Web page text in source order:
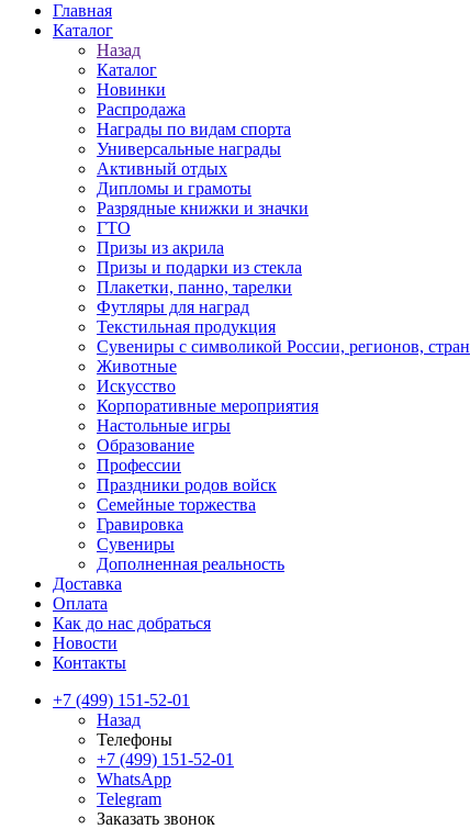
Главная
Каталог
Назад
Каталог
Новинки
Распродажа
Награды по видам спорта
Универсальные награды
Активный отдых
Дипломы и грамоты
Разрядные книжки и значки
ГТО
Призы из акрила
Призы и подарки из стекла
Плакетки, панно, тарелки
Футляры для наград
Текстильная продукция
Сувениры с символикой России, регионов, стран
Животные
Искусство
Корпоративные мероприятия
Настольные игры
Образование
Профессии
Праздники родов войск
Семейные торжества
Гравировка
Сувениры
Дополненная реальность
Доставка
Оплата
Как до нас добраться
Новости
Контакты
+7 (499) 151-52-01
Назад
Телефоны
+7 (499) 151-52-01
WhatsApp
Telegram
Заказать звонок